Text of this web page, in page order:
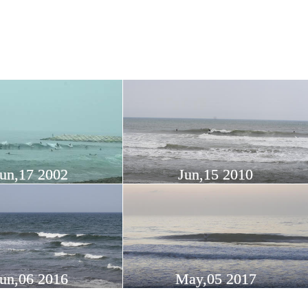
2002 Jun,15 2010
2016 May,05 2017